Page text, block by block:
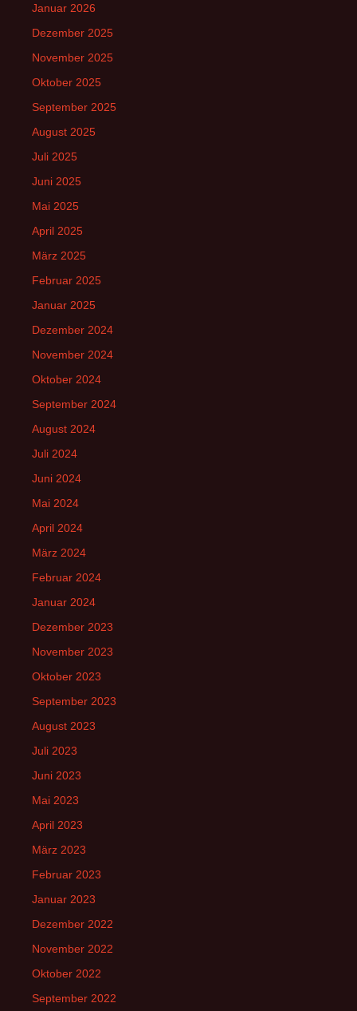
Januar 2026
Dezember 2025
November 2025
Oktober 2025
September 2025
August 2025
Juli 2025
Juni 2025
Mai 2025
April 2025
März 2025
Februar 2025
Januar 2025
Dezember 2024
November 2024
Oktober 2024
September 2024
August 2024
Juli 2024
Juni 2024
Mai 2024
April 2024
März 2024
Februar 2024
Januar 2024
Dezember 2023
November 2023
Oktober 2023
September 2023
August 2023
Juli 2023
Juni 2023
Mai 2023
April 2023
März 2023
Februar 2023
Januar 2023
Dezember 2022
November 2022
Oktober 2022
September 2022